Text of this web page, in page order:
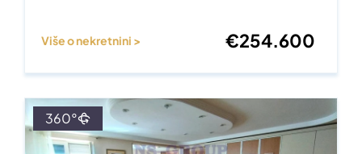
Više o nekretnini > €254.600
360°